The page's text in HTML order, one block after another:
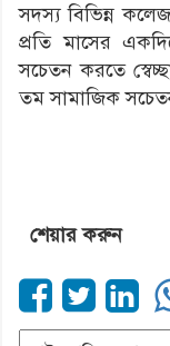
সদস্য বিভিন্ন কলেজ
প্রতি মাসের
সচেতন করতে
তম সামাজিক
শেয়ার করুন